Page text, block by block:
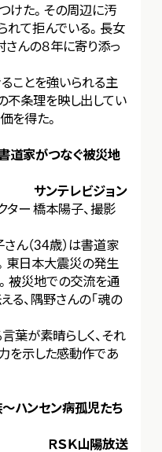
けた。その周辺に汚
て拒んでいる。長女
んの８年に寄り添っ
ことを強いられる主
不条理を映し出してい
を得た。
道家がつなぐ被災地
サンテレビジョン
ター 橋本陽子、撮影
ん（34歳）は書道家
東日本大震災の発生
被災地での交流を通
る、隅野さんの「魂の
葉が素晴らしく、それ
を示した感動作であ
ハンセン病孤児たち
ＲＳＫ山陽放送